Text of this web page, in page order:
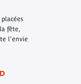
fête,
l'envie